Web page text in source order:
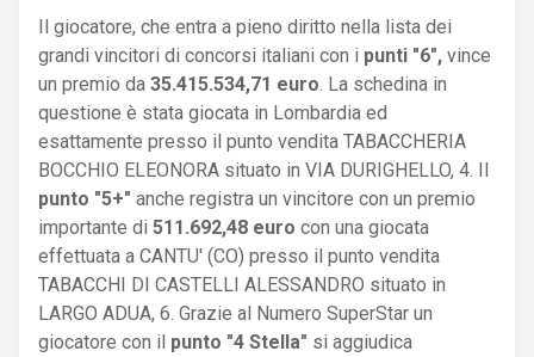
Il giocatore, che entra a pieno diritto nella lista dei
grandi vincitori di concorsi italiani con i punti "6", vince
un premio da 35.415.534,71 euro . La schedina in
questione è stata giocata in Lombardia ed
esattamente presso il punto vendita TABACCHERIA
BOCCHIO ELEONORA situato in VIA DURIGHELLO, 4. Il
punto "5+" anche registra un vincitore con un premio
importante di 511.692,48 euro con una giocata
effettuata a CANTU' (CO) presso il punto vendita
TABACCHI DI CASTELLI ALESSANDRO situato in
LARGO ADUA, 6. Grazie al Numero SuperStar un
giocatore con il punto "4 Stella" si aggiudica